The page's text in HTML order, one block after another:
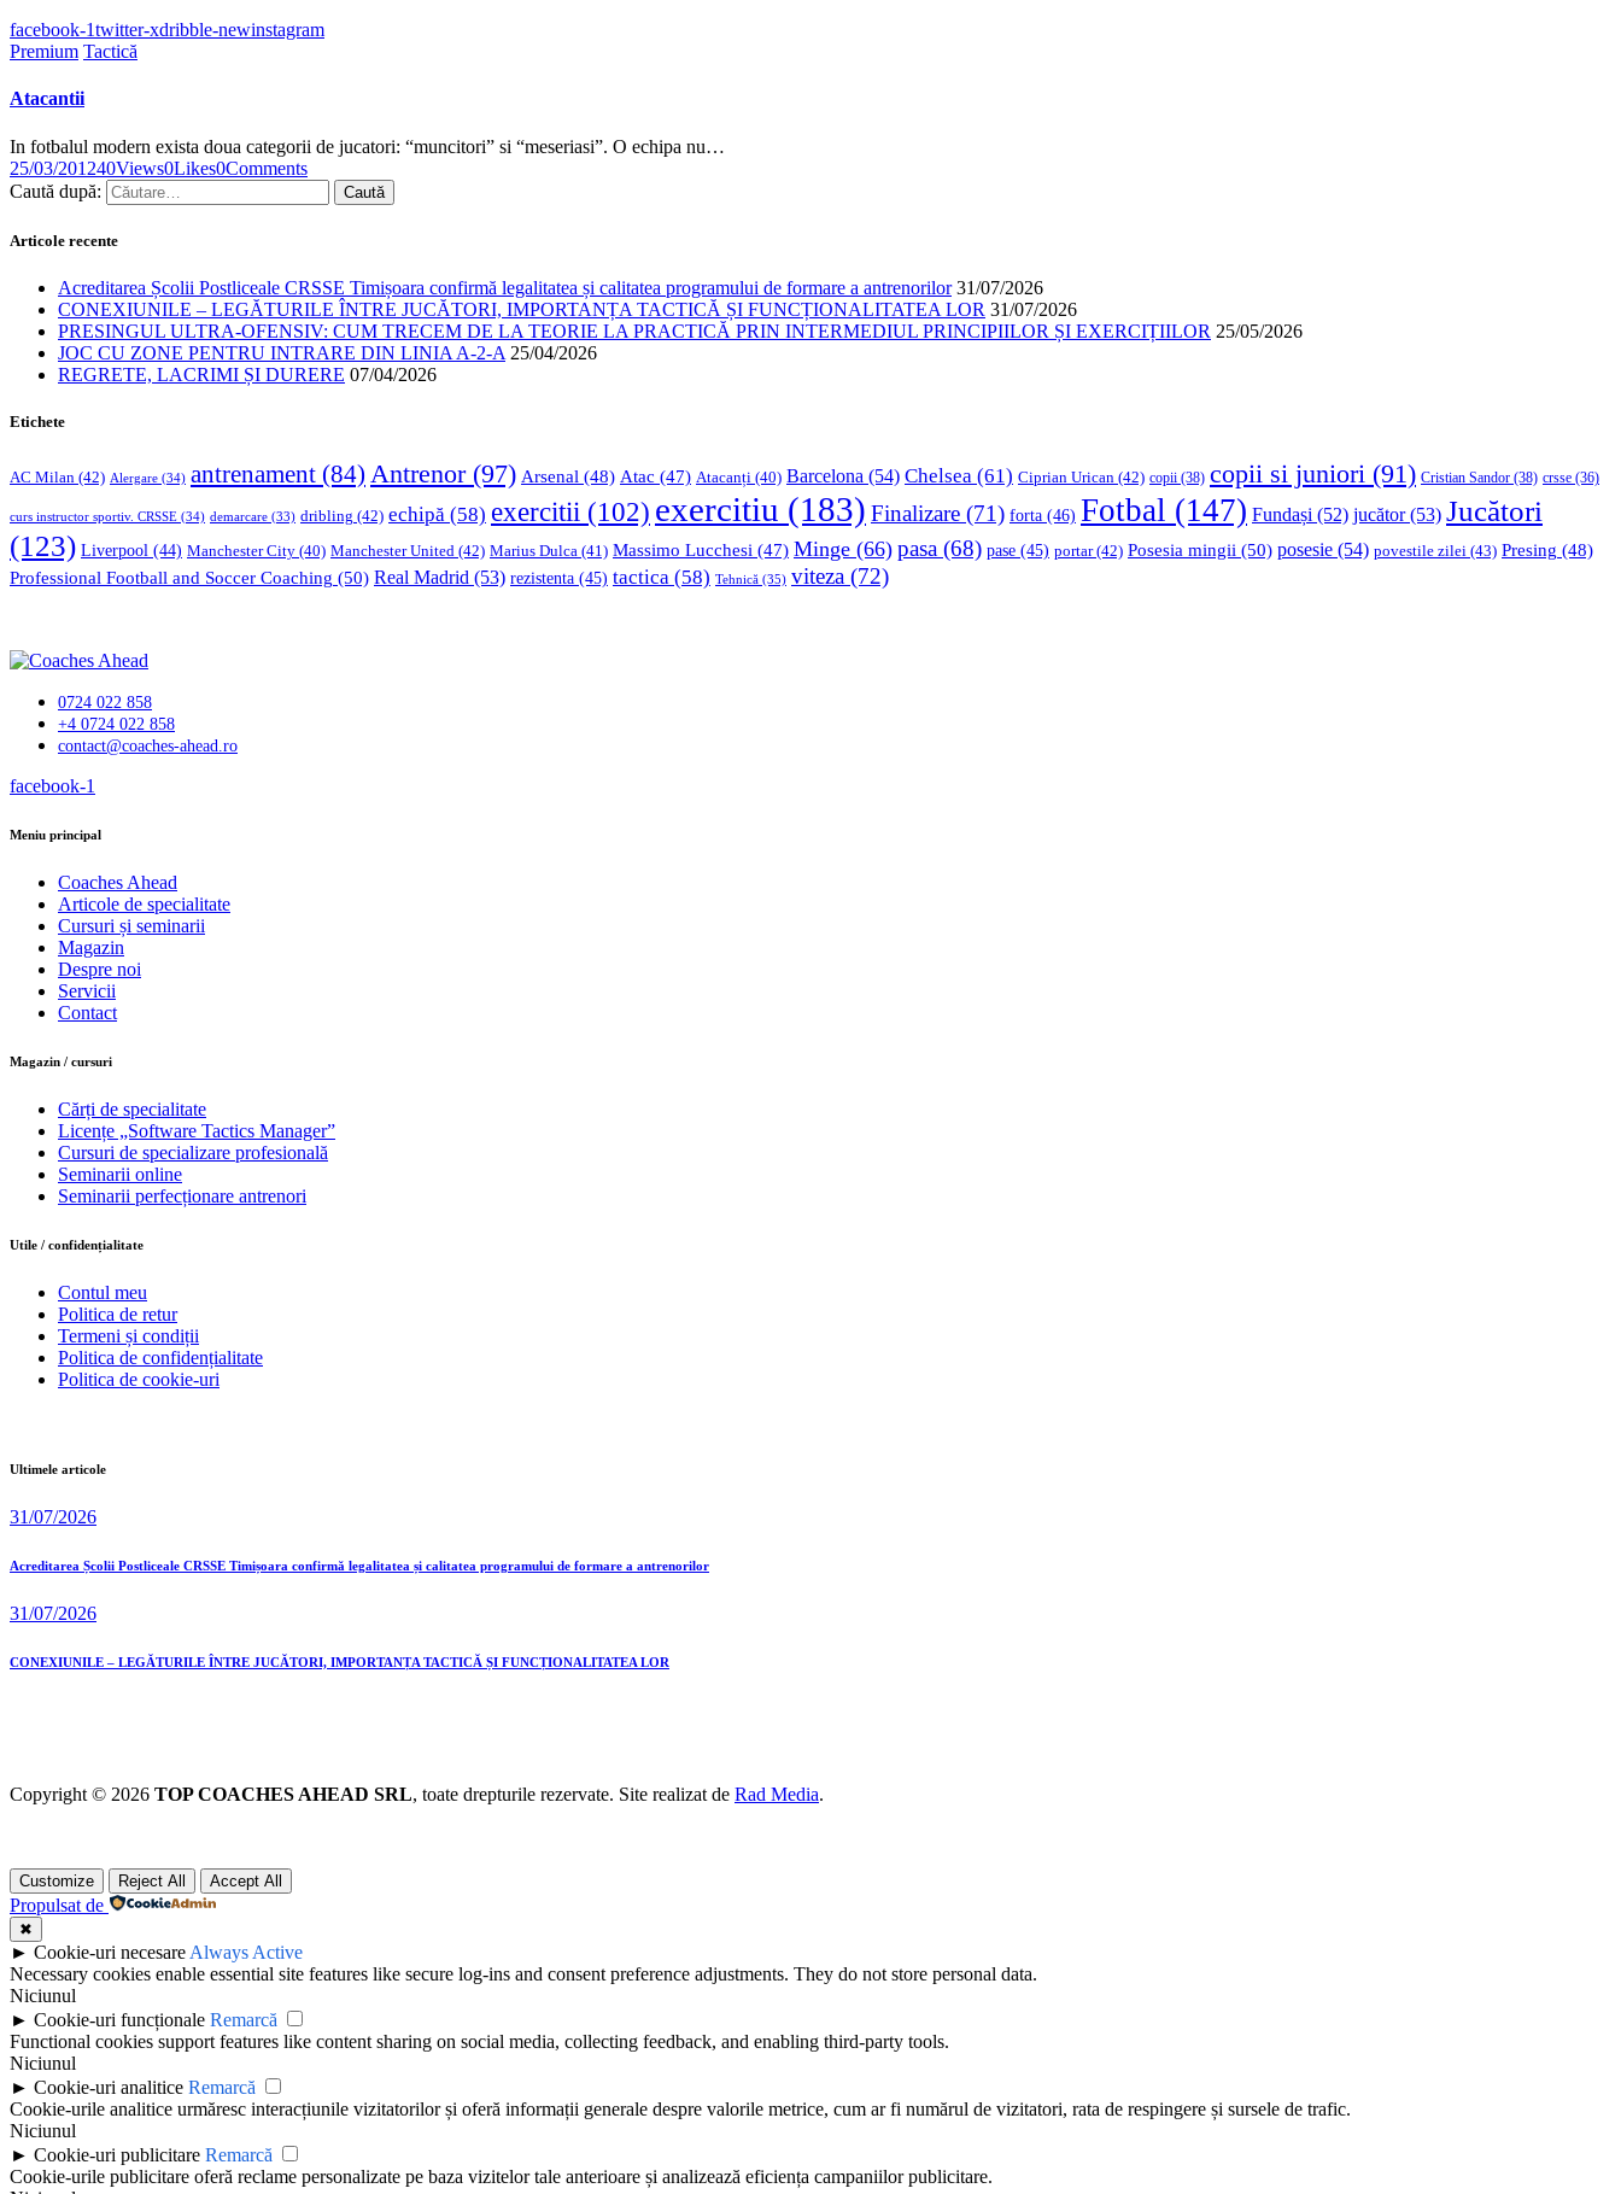
facebook-1twitter-xdribble-newinstagram
Premium Tactică
Atacantii
In fotbalul modern exista doua categorii de jucatori: “muncitori” si “meseriasi”. O echipa nu…
25/03/201240Views0Likes0Comments
Caută după:
Articole recente
Acreditarea Școlii Postliceale CRSSE Timișoara confirmă legalitatea și calitatea programului de formare a antrenorilor 31/07/2026
CONEXIUNILE – LEGĂTURILE ÎNTRE JUCĂTORI, IMPORTANȚA TACTICĂ ȘI FUNCȚIONALITATEA LOR 31/07/2026
PRESINGUL ULTRA-OFENSIV: CUM TRECEM DE LA TEORIE LA PRACTICĂ PRIN INTERMEDIUL PRINCIPIILOR ȘI EXERCIȚIILOR 25/05/2026
JOC CU ZONE PENTRU INTRARE DIN LINIA A-2-A 25/04/2026
REGRETE, LACRIMI ȘI DURERE 07/04/2026
Etichete
AC Milan (42) Alergare (34) antrenament (84) Antrenor(97) Arsenal (48) Atac (47) Atacanți (40) Barcelona (54) Chelsea (61) Ciprian Urican (42) copii (38) copii si juniori (91) Cristian Sandor (38) crsse (36)
curs instructor sportiv. CRSSE (34) demarcare (33) dribling (42) echipă (58) exercitii (102) exercitiu (183) Finalizare (71) forta (46) Fotbal (147) Fundași (52) jucător(53) Jucători
(123) Liverpool (44) Manchester City (40) Manchester United (42) Marius Dulca (41) Massimo Lucchesi (47) Minge (66) pasa (68) pase (45) portar(42) Posesia mingii (50) posesie (54) povestile zilei (43) Presing (48)
Professional Football and Soccer Coaching (50) Real Madrid (53) rezistenta (45) tactica (58) Tehnică (35) viteza (72)
0724 022 858
+4 0724 022 858
contact@coaches-ahead.ro
facebook-1
Meniu principal
Coaches Ahead
Articole de specialitate
Cursuri și seminarii
Magazin
Despre noi
Servicii
Contact
Magazin / cursuri
Cărți de specialitate
Licențe „Software Tactics Manager”
Cursuri de specializare profesională
Seminarii online
Seminarii perfecționare antrenori
Utile / confidențialitate
Contul meu
Politica de retur
Termeni și condiții
Politica de confidențialitate
Politica de cookie-uri
Ultimele articole
31/07/2026
Acreditarea Școlii Postliceale CRSSE Timișoara confirmă legalitatea și calitatea programului de formare a antrenorilor
31/07/2026
CONEXIUNILE – LEGĂTURILE ÎNTRE JUCĂTORI, IMPORTANȚA TACTICĂ ȘI FUNCȚIONALITATEA LOR
Copyright © 2026 TOP COACHES AHEAD SRL, toate drepturile rezervate. Site realizat de Rad Media.
Customize Reject All Accept All
Propulsat de
✖
► Cookie-uri necesare Always Active
Necessary cookies enable essential site features like secure log-ins and consent preference adjustments. They do not store personal data.
Niciunul
► Cookie-uri funcționale Remarcă
Functional cookies support features like content sharing on social media, collecting feedback, and enabling third-party tools.
Niciunul
► Cookie-uri analitice Remarcă
Cookie-urile analitice urmăresc interacțiunile vizitatorilor și oferă informații generale despre valorile metrice, cum ar fi numărul de vizitatori, rata de respingere și sursele de trafic.
Niciunul
► Cookie-uri publicitare Remarcă
Cookie-urile publicitare oferă reclame personalizate pe baza vizitelor tale anterioare și analizează eficiența campaniilor publicitare.